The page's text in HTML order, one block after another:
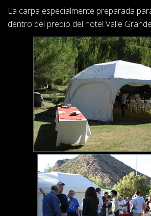
La carpa especialmente preparada
dentro del predio del hotel Valle